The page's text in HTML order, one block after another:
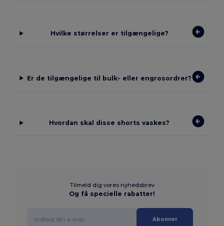
Hvilke størrelser er tilgængelige?
Er de tilgængelige til bulk- eller engrosordrer?
Hvordan skal disse shorts vaskes?
Tilmeld dig vores nyhedsbrev
Og få specielle rabatter!
Abonner